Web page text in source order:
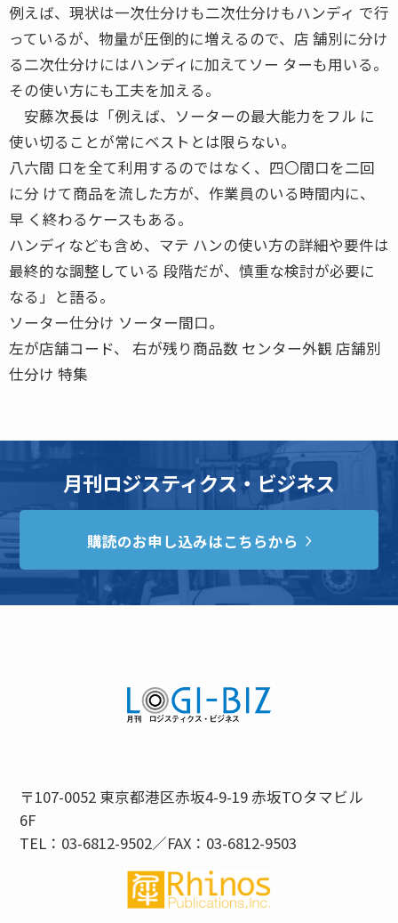
例えば、現状は一次仕分けも二次仕分けもハンディ で行
っているが、物量が圧倒的に増えるので、店 舗別に分け
る二次仕分けにはハンディに加えてソー ターも用いる。
その使い方にも工夫を加える。
安藤次長は「例えば、ソーターの最大能力をフル に
使い切ることが常にベストとは限らない。
八六間 口を全て利用するのではなく、四〇間口を二回
に分 けて商品を流した方が、作業員のいる時間内に、
早 く終わるケースもある。
ハンディなども含め、マテ ハンの使い方の詳細や要件は
最終的な調整している 段階だが、慎重な検討が必要に
なる」と語る。
ソーター仕分け ソーター間口。
左が店舗コード、 右が残り商品数 センター外観 店舗別
仕分け 特集
月刊ロジスティクス・ビジネス
購読のお申し込みはこちらから
〒107-0052 東京都港区赤坂4-9-19 赤坂TOタマビル
6F
TEL：03-6812-9502／FAX：03-6812-9503